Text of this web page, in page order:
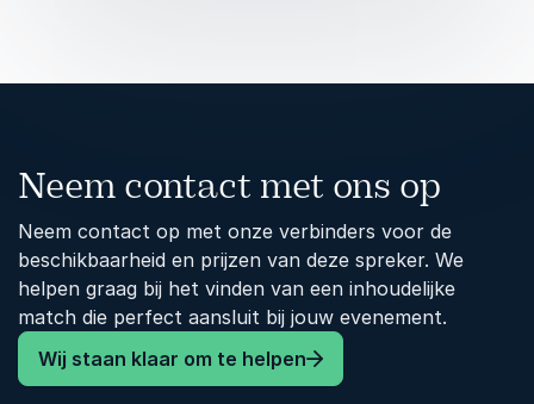
beleidsmakers en organisaties die hun aanpak
willen verdiepen en professionaliseren.
Neem contact met ons op
Neem contact op met onze verbinders voor de
beschikbaarheid en prijzen van deze spreker. We
helpen graag bij het vinden van een inhoudelijke
match die perfect aansluit bij jouw evenement.
Wij staan klaar om te helpen